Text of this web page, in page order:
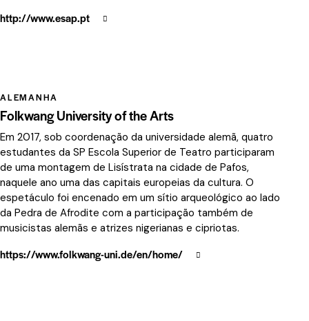
http://www.esap.pt
ALEMANHA
Folkwang University of the Arts
Em 2017, sob coordenação da universidade alemã, quatro
estudantes da SP Escola Superior de Teatro participaram
de uma montagem de Lisístrata na cidade de Pafos,
naquele ano uma das capitais europeias da cultura. O
espetáculo foi encenado em um sítio arqueológico ao lado
da Pedra de Afrodite com a participação também de
musicistas alemãs e atrizes nigerianas e cipriotas.
https://www.folkwang-uni.de/en/home/